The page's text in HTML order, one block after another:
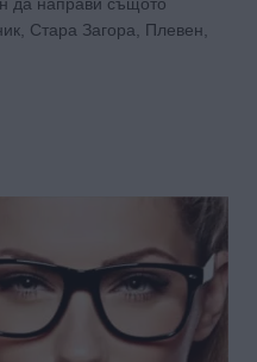
Стара Загора, Плевен,